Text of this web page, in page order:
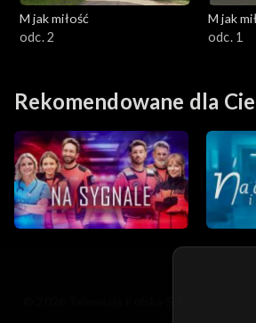
M jak miłość
odc. 2
M jak
odc. 1
Rekomendowane dla